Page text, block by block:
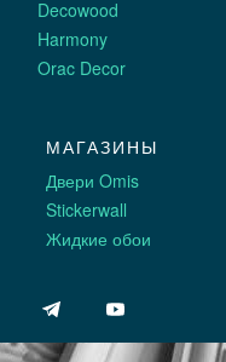
Decowood
Harmony
Orac Decor
МАГАЗИНЫ
Двери Omis
Stickerwall
Жидкие обои